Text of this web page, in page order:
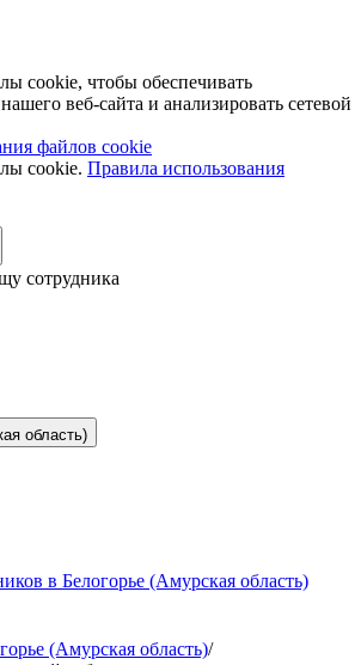
cookie, чтобы обеспечивать
веб-сайта и анализировать сетевой
файлов cookie
cookie. Правила использования
сотрудника
область)
в Белогорье (Амурская область)
(Амурская область)/